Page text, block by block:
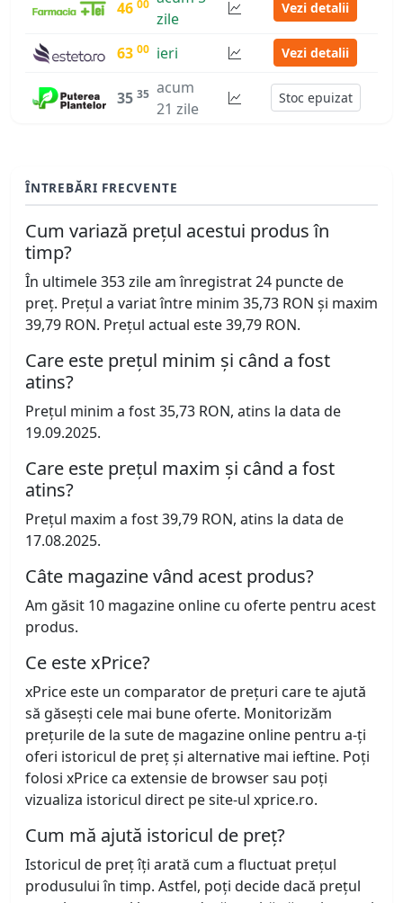
46 00
zile
Vezi detalii
63 00 ieri Vezi detalii
35 35 acum
21 zile
Stoc epuizat
ÎNTREBĂRI FRECVENTE
Cum variază prețul acestui produs în
timp?
În ultimele 353 zile am înregistrat 24 puncte de
preț. Prețul a variat între minim 35,73 RON și maxim
39,79 RON. Prețul actual este 39,79 RON.
Care este prețul minim și când a fost
atins?
Prețul minim a fost 35,73 RON, atins la data de
19.09.2025.
Care este prețul maxim și când a fost
atins?
Prețul maxim a fost 39,79 RON, atins la data de
17.08.2025.
Câte magazine vând acest produs?
Am găsit 10 magazine online cu oferte pentru acest
produs.
Ce este xPrice?
xPrice este un comparator de prețuri care te ajută
să găsești cele mai bune oferte. Monitorizăm
prețurile de la sute de magazine online pentru a-ți
oferi istoricul de preț și alternative mai ieftine. Poți
folosi xPrice ca extensie de browser sau poți
vizualiza istoricul direct pe site-ul xprice.ro.
Cum mă ajută istoricul de preț?
Istoricul de preț îți arată cum a fluctuat prețul
produsului în timp. Astfel, poți decide dacă prețul